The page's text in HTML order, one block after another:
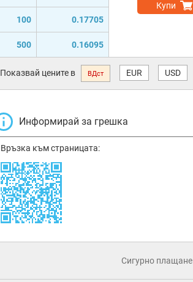
100 0.17705
500 0.16095
Купи
Показвай цените в ВДст EUR USD
Информирай за грешка
Връзка към страницата:
Сигурно плащане